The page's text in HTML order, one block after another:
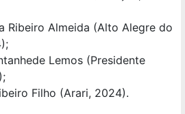
Ribeiro Almeida (Alto Alegre do
Lemos (Presidente
Filho (Arari, 2024).